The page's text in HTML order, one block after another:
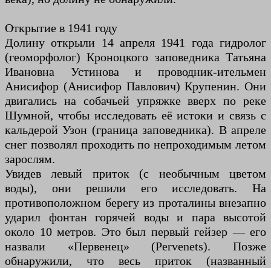
Открытие в 1941 году
Долину открыли 14 апреля 1941 года гидролог
(геоморфолог) Кроноцкого заповедника Татьяна
Ивановна Устинова и проводник-ительмен
Анисифор (Анисифор Павлович) Крупенин. Они
двигались на собачьей упряжке вверх по реке
Шумной, чтобы исследовать её истоки и связь с
кальдерой Узон (граница заповедника). В апреле
снег позволял проходить по непроходимым летом
зарослям.
Увидев левый приток (с необычным цветом
воды), они решили его исследовать. На
противоположном берегу из проталины внезапно
ударил фонтан горячей воды и пара высотой
около 10 метров. Это был первый гейзер — его
назвали «Первенец» (Pervenets). Позже
обнаружили, что весь приток (названный